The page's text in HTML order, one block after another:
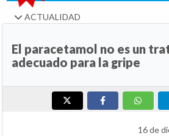
ACTUALIDAD
El paracetamol no es un
adecuado para la gripe
16 de